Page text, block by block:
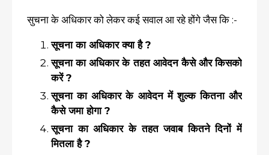
सुचना के अधिकार को लेकर कई सवाल आ रहे होंगे जैस कि :-
सूचना का अधिकार क्या है ?
सूचना का अधिकार के तहत आवेदन कैसे और किसको
करें ?
सूचना का अधिकार के आवेदन में शुल्क कितना और
कैसे जमा होगा ?
सूचना का अधिकार के तहत जवाब कितने दिनों में
मितला है ?